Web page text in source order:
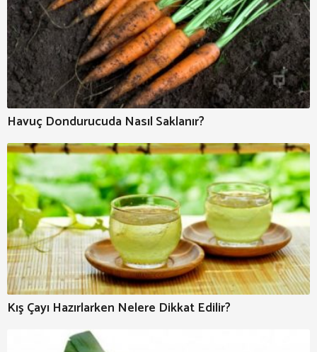
Havuç Dondurucuda Nasıl Saklanır?
Kış Çayı Hazırlarken Nelere Dikkat Edilir?